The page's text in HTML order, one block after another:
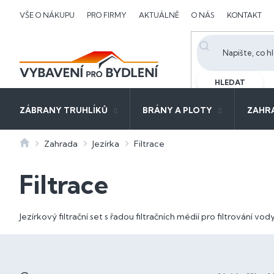
VŠE O NÁKUPU PRO FIRMY AKTUÁLNĚ O NÁS KONTAKT
HLEDAT
ZÁBRANY TRUHLÍKŮ BRÁNY A PLOTY
DomůZahrada Jezírka Filtrace
Filtrace
Jezírkový filtrační set s řadou filtračních médií pro filtrování